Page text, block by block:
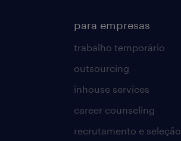
para empresas
trabalho temporário
outsourcing
inhouse services
career counseling
recrutamento e seleção